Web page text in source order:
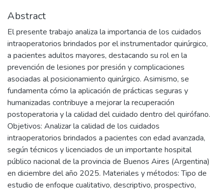
Abstract
El presente trabajo analiza la importancia de los cuidados
intraoperatorios brindados por el instrumentador quirúrgico,
a pacientes adultos mayores, destacando su rol en la
prevención de lesiones por presión y complicaciones
asociadas al posicionamiento quirúrgico. Asimismo, se
fundamenta cómo la aplicación de prácticas seguras y
humanizadas contribuye a mejorar la recuperación
postoperatoria y la calidad del cuidado dentro del quirófano.
Objetivos: Analizar la calidad de los cuidados
intraoperatorios brindados a pacientes con edad avanzada,
según técnicos y licenciados de un importante hospital
público nacional de la provincia de Buenos Aires (Argentina)
en diciembre del año 2025. Materiales y métodos: Tipo de
estudio de enfoque cualitativo, descriptivo, prospectivo,